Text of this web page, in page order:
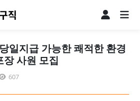
일지급 가능한 쾌적한 환경
장 사원 모집
607